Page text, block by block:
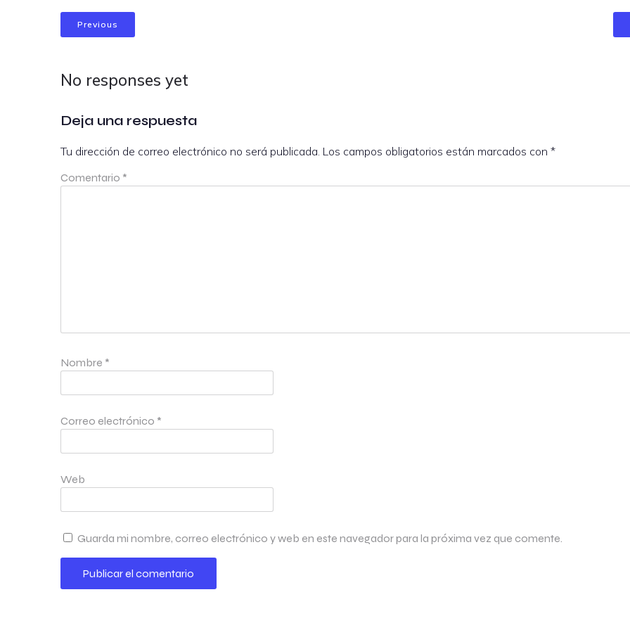
Previous
No responses yet
Deja una respuesta
Tu dirección de correo electrónico no será publicada. Los campos obligatorios están marcados con *
Comentario *
Nombre *
Correo electrónico *
Web
Guarda mi nombre, correo electrónico y web en este navegador para la próxima vez que comente.